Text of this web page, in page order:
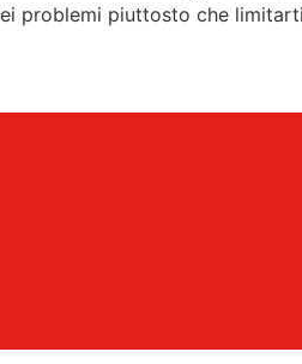
problemi piuttosto che